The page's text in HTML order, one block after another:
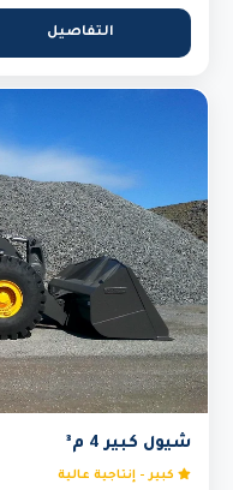
التفاصيل
شيول كبير 4 م³
كبير - إنتاجية عالية